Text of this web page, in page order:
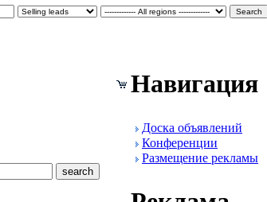
Навигация
Доска объявлений
Конфеpенции
Размещение pекламы